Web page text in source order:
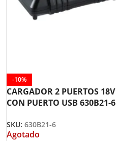
-10%
CARGADOR 2 PUERTOS 18V
CON PUERTO USB 630B21-6
SKU:630B21-6
Agotado